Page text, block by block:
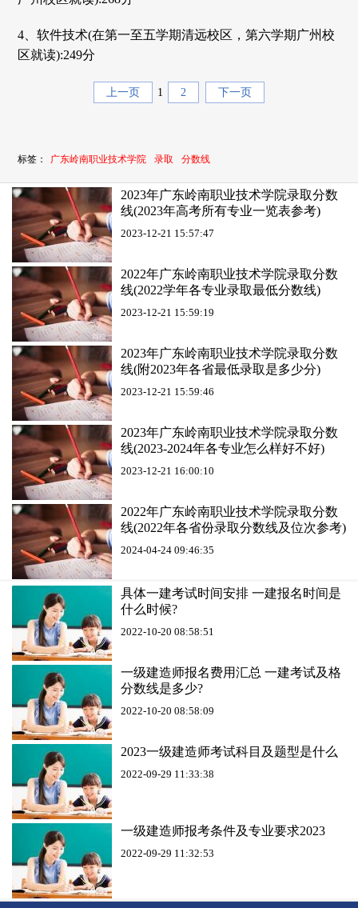
4、软件技术(在第一至五学期清远校区，第六学期广州校
区就读):249分
上一页 1 2 下一页
标签： 广东岭南职业技术学院 录取 分数线
2023年广东岭南职业技术学院录取分数
线(2023年高考所有专业一览表参考)
2023-12-21 15:57:47
2022年广东岭南职业技术学院录取分数
线(2022学年各专业录取最低分数线)
2023-12-21 15:59:19
2023年广东岭南职业技术学院录取分数
线(附2023年各省最低录取是多少分)
2023-12-21 15:59:46
2023年广东岭南职业技术学院录取分数
线(2023-2024年各专业怎么样好不好)
2023-12-21 16:00:10
2022年广东岭南职业技术学院录取分数
线(2022年各省份录取分数线及位次参考)
2024-04-24 09:46:35
具体一建考试时间安排 一建报名时间是
什么时候?
2022-10-20 08:58:51
一级建造师报名费用汇总 一建考试及格
分数线是多少?
2022-10-20 08:58:09
2023一级建造师考试科目及题型是什么
2022-09-29 11:33:38
一级建造师报考条件及专业要求2023
2022-09-29 11:32:53